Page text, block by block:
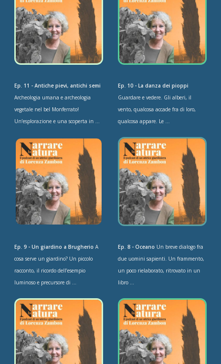
Ep. 11 - Antiche pievi, antichi semi
Archeologia umana e archeologia
vegetale nel bel Monferrato!
Un’esplorazione e una scoperta in ...
Ep. 10 - La danza dei pioppi
Guardare e vedere. Gli alberi, il
vento, qualcosa accade fra di loro,
qualcosa appare. Le ...
Ep. 9 - Un giardino a Brugherio A
cosa serve un giardino? Un piccolo
racconto, il ricordo dell’esempio
luminoso e precursore di ...
Ep. 8 - Oceano Un breve dialogo fra
due uomini sapienti. Un frammento,
un poco rielaborato, ritrovato in un
libro ...